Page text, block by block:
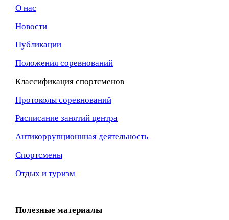
О нас
Новости
Публикации
Положения соревнований
Классификация спортсменов
Протоколы соревнований
Расписание занятий центра
Антикоррупционнная деятельность
Спортсмены
Отдых и туризм
Полезные материалы